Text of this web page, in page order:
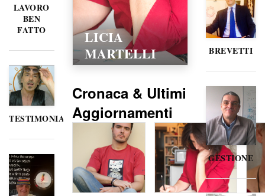
LAVORO
BEN
FATTO
TESTIMONIANZE
LICIA
MARTELLI
Cronaca & Ultimi
Aggiornamenti
BREVETTI
GESTIONE